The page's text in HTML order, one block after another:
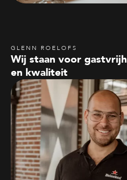
GLENN ROELOFS
Wij staan voor
en kwaliteit